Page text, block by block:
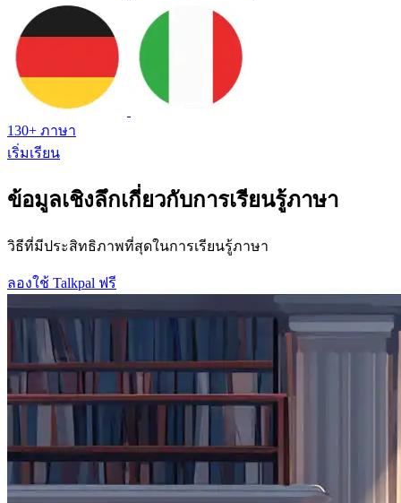
130+ ภาษา
เริ่มเรียน
ข้อมูลเชิงลึกเกี่ยวกับการเรียนรู้ภาษา
วิธีที่มีประสิทธิภาพที่สุดในการเรียนรู้ภาษา
ลองใช้ Talkpal ฟรี